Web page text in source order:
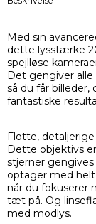
Med sin
dette lysstærke
spejlløse
Det gengiver
så du får billeder,
fantastiske
Flotte,
Dette objektivs
stjerner
optager med
når du fokuserer
tæt på. Og
med modlys.